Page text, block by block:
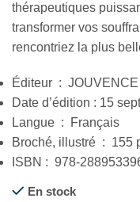
thérapeutiques
transformer vos
rencontriez la plus
Éditeur ‏ : ‎ JOUVENCE
Date d’édition : 15
Langue ‏ : ‎ Français
Broché,
ISBN : ‎ 978-
En stock